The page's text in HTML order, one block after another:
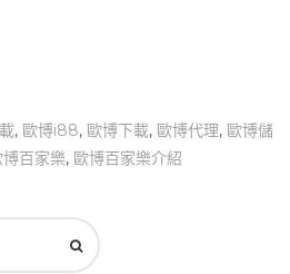
, 歐博i88, 歐博下載, 歐博代理, 歐博儲
百家樂, 歐博百家樂介紹